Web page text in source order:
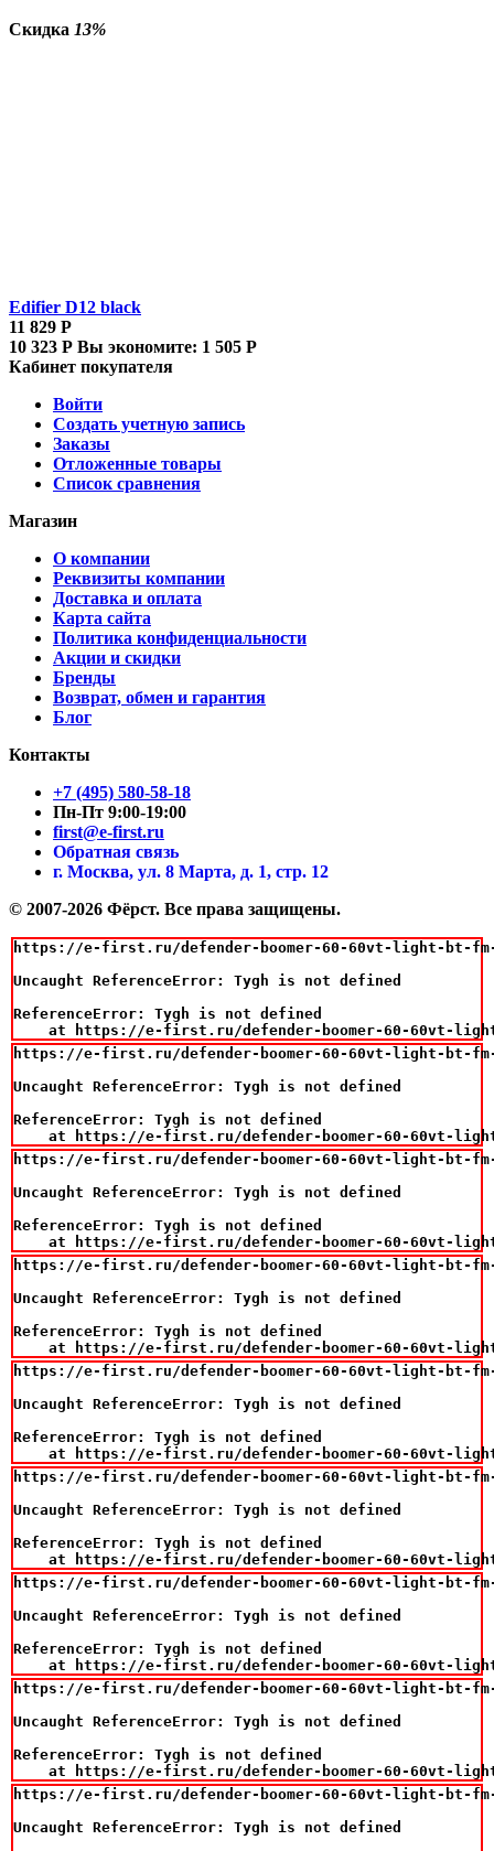
Скидка 13%
Edifier D12 black
11 829 Р
10 323 Р Вы экономите: 1 505 Р
Кабинет покупателя
Войти
Создать учетную запись
Заказы
Отложенные товары
Список сравнения
Магазин
О компании
Реквизиты компании
Доставка и оплата
Карта сайта
Политика конфиденциальности
Акции и скидки
Бренды
Возврат, обмен и гарантия
Блог
Контакты
+7 (495) 580-58-18
Пн-Пт 9:00-19:00
first@e-first.ru
Обратная связь
г. Москва, ул. 8 Марта, д. 1, стр. 12
© 2007-2026 Фёрст. Все права защищены.
https://e-first.ru/defender-boomer-60-60vt-light-bt-fm-
Uncaught ReferenceError: Tygh is not defined
ReferenceError: Tygh is not defined
at https://e-first.ru/defender-boomer-60-60vt-
https://e-first.ru/defender-boomer-60-60vt-light-bt-fm-
Uncaught ReferenceError: Tygh is not defined
ReferenceError: Tygh is not defined
at https://e-first.ru/defender-boomer-60-60vt-
https://e-first.ru/defender-boomer-60-60vt-light-bt-fm-
Uncaught ReferenceError: Tygh is not defined
ReferenceError: Tygh is not defined
at https://e-first.ru/defender-boomer-60-60vt-
https://e-first.ru/defender-boomer-60-60vt-light-bt-fm-
Uncaught ReferenceError: Tygh is not defined
ReferenceError: Tygh is not defined
at https://e-first.ru/defender-boomer-60-60vt-
https://e-first.ru/defender-boomer-60-60vt-light-bt-fm-
Uncaught ReferenceError: Tygh is not defined
ReferenceError: Tygh is not defined
at https://e-first.ru/defender-boomer-60-60vt-
https://e-first.ru/defender-boomer-60-60vt-light-bt-fm-
Uncaught ReferenceError: Tygh is not defined
ReferenceError: Tygh is not defined
at https://e-first.ru/defender-boomer-60-60vt-
https://e-first.ru/defender-boomer-60-60vt-light-bt-fm-
Uncaught ReferenceError: Tygh is not defined
ReferenceError: Tygh is not defined
at https://e-first.ru/defender-boomer-60-60vt-
https://e-first.ru/defender-boomer-60-60vt-light-bt-fm-
Uncaught ReferenceError: Tygh is not defined
ReferenceError: Tygh is not defined
at https://e-first.ru/defender-boomer-60-60vt-
https://e-first.ru/defender-boomer-60-60vt-light-bt-fm-
Uncaught ReferenceError: Tygh is not defined